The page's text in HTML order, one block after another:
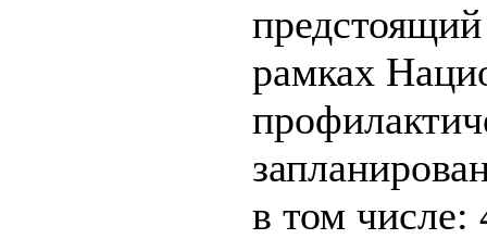
рамках
в том числе: